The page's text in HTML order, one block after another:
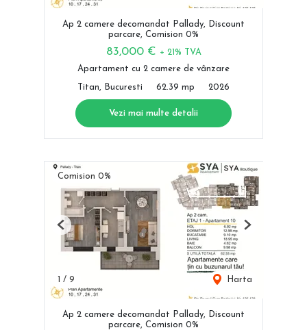
Ap 2 camere decomandat Pallady, Discount
parcare, Comision 0%
83,000 € + 21% TVA
Apartament cu 2 camere de vânzare
Titan, Bucuresti 62.39 mp 2026
Vezi mai multe detalii
Comision 0%
1 / 9 Harta
Previous Next
Ap 2 camere decomandat Pallady, Discount
parcare, Comision 0%